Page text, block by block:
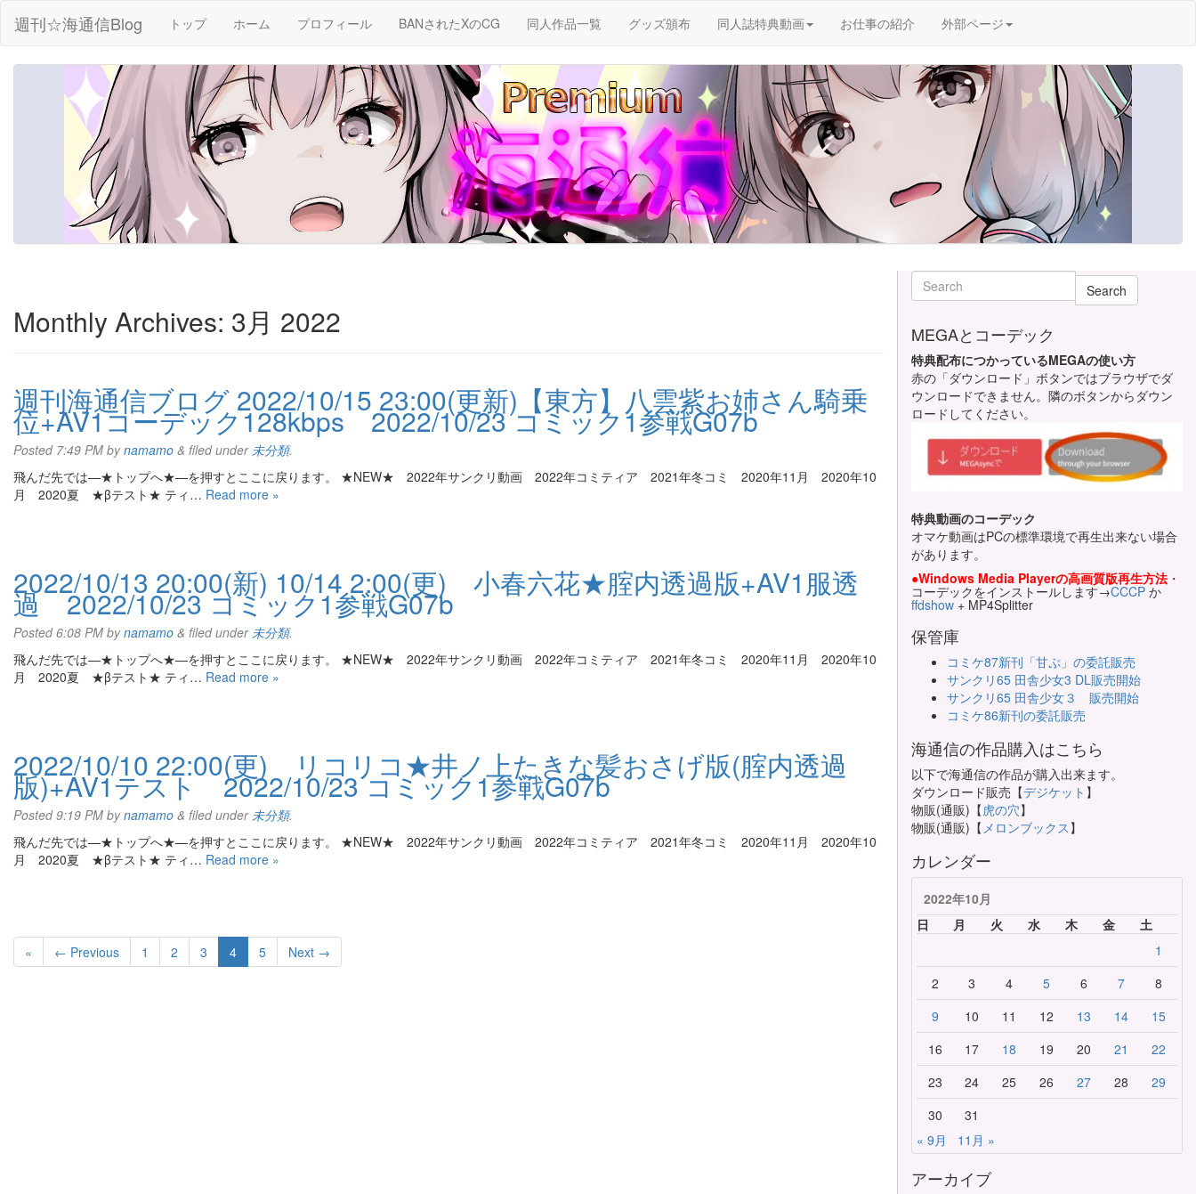
週刊☆海通信Blog トップ ホーム プロフィール BANされたXのCG 同人作品一覧 グッズ頒布 同人誌特典動画 お仕事の紹介 外部ページ
Monthly Archives: 3月 2022
週刊海通信ブログ 2022/10/15 23:00(更新)【東方】八雲紫お姉さん騎乗
位+AV1コーデック128kbps 2022/10/23 コミック1参戦G07b
Posted 7:49 PM bynamamo & filed under未分類.
飛んだ先では—★トップへ★—を押すとここに戻ります。 ★NEW★ 2022年サンクリ動画 2022年コミティア 2021年冬コミ 2020年11月 2020年10
月 2020夏 ★βテスト★ ティ… Read more »
2022/10/13 20:00(新) 10/14 2:00(更) 小春六花★腟内透過版+AV1服透
過 2022/10/23 コミック1参戦G07b
Posted6:08 PM bynamamo & filed under未分類.
飛んだ先では—★トップへ★—を押すとここに戻ります。 ★NEW★ 2022年サンクリ動画 2022年コミティア 2021年冬コミ 2020年11月 2020年10
月 2020夏 ★βテスト★ ティ… Read more »
2022/10/10 22:00(更) リコリコ★井ノ上たきな髪おさげ版(腟内透過
版)+AV1テスト 2022/10/23 コミック1参戦G07b
Posted9:19 PM bynamamo & filed under未分類.
飛んだ先では—★トップへ★—を押すとここに戻ります。 ★NEW★ 2022年サンクリ動画 2022年コミティア 2021年冬コミ 2020年11月 2020年10
月 2020夏 ★βテスト★ ティ… Read more »
« ← Previous 1 2 3 4 5 Next →
Search
MEGAとコーデック
特典配布につかっているMEGAの使い方
赤の「ダウンロード」ボタンではブラウザでダ
ウンロードできません。隣のボタンからダウン
ロードしてください。
特典動画のコーデック
オマケ動画はPCの標準環境で再生出来ない場合
があります。
●Windows Media Playerの高画質版再生方法 ・
コーデックをインストールします→CCCP か
ffdshow + MP4Splitter
保管庫
コミケ87新刊「甘ぷ」の委託販売
サンクリ65 田舎少女3 DL販売開始
サンクリ65 田舎少女３ 販売開始
コミケ86新刊の委託販売
海通信の作品購入はこちら
以下で海通信の作品が購入出来ます。
ダウンロード販売【デジケット 】
物販(通販)【虎の穴】
物販(通販)【 メロンブックス 】
カレンダー
2022年10月
日
月 火 水 木 金
土
1
2
3 4 5 6 7
8
9
10 11 12 13 14
15
16
17 18 19 20 21
22
23
24 25 26 27 28
29
30
31
« 9月
11月 »
アーカイブ